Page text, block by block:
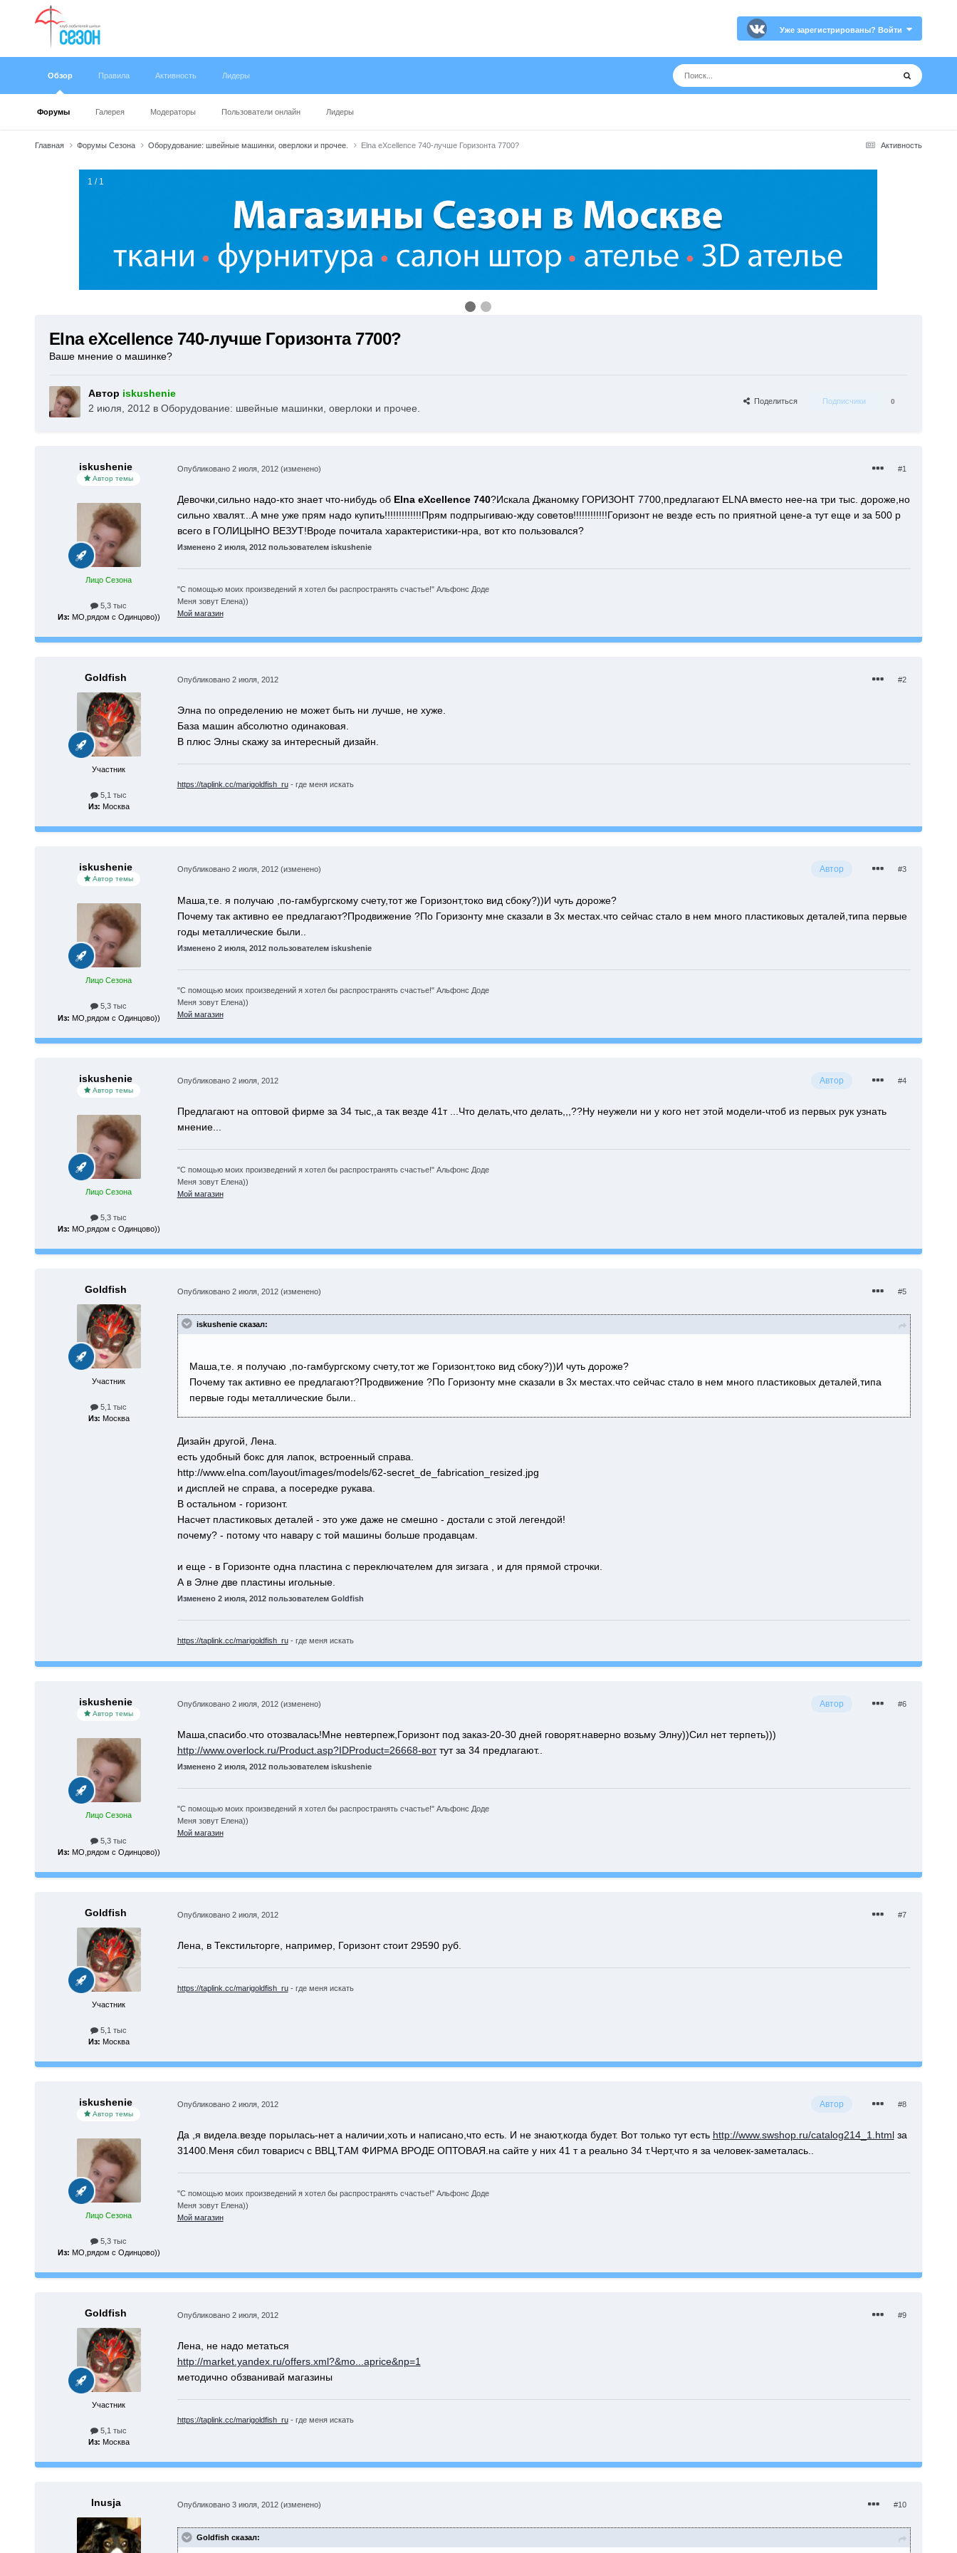
Уже зарегистрированы? Войти
Обзор
Форумы Галерея Модераторы Пользователи онлайн Лидеры
Правила Активность Лидеры
Активность
Главная Форумы Сезона Оборудование: швейные машинки, оверлоки и прочее. Elna eXcellence 740-лучше Горизонта 7700?
1 / 1
Elna eXcellence 740-лучше Горизонта 7700?
Ваше мнение о машинке?
Автор iskushenie
2 июля, 2012 в Оборудование: швейные машинки, оверлоки и прочее.
Поделиться Подписчики 0
iskushenie
Автор темы
Лицо Сезона
5,3 тыс
Из: МО,рядом с Одинцово))
#1
Опубликовано 2 июля, 2012 (изменено)
Девочки,сильно надо-кто знает что-нибудь об Elna eXcellence 740?Искала Джаномку ГОРИЗОНТ 7700,предлагают ELNA вместо нее-на три тыс. дороже,но
сильно хвалят...А мне уже прям надо купить!!!!!!!!!!!!!Прям подпрыгиваю-жду советов!!!!!!!!!!!!Горизонт не везде есть по приятной цене-а тут еще и за 500 р
всего в ГОЛИЦЫНО ВЕЗУТ!Вроде почитала характеристики-нра, вот кто пользовался?
Изменено 2 июля, 2012пользователем iskushenie
"С помощью моих произведений я хотел бы распространять счастье!" Альфонс Доде
Меня зовут Елена))
Мой магазин
Goldfish
Участник
5,1 тыс
Из: Москва
#2
Опубликовано 2 июля, 2012
Элна по определению не может быть ни лучше, не хуже.
База машин абсолютно одинаковая.
В плюс Элны скажу за интересный дизайн.
https://taplink.cc/marigoldfish_ru- где меня искать
iskushenie
Автор темы
Лицо Сезона
5,3 тыс
Из: МО,рядом с Одинцово))
Автор #3
Опубликовано 2 июля, 2012 (изменено)
Маша,т.е. я получаю ,по-гамбургскому счету,тот же Горизонт,токо вид сбоку?))И чуть дороже?
Почему так активно ее предлагают?Продвижение ?По Горизонту мне сказали в 3х местах.что сейчас стало в нем много пластиковых деталей,типа первые
годы металлические были..
Изменено 2 июля, 2012пользователем iskushenie
"С помощью моих произведений я хотел бы распространять счастье!" Альфонс Доде
Меня зовут Елена))
Мой магазин
iskushenie
Автор темы
Лицо Сезона
5,3 тыс
Из: МО,рядом с Одинцово))
Автор #4
Опубликовано 2 июля, 2012
Предлагают на оптовой фирме за 34 тыс,,а так везде 41т ...Что делать,что делать,,,??Ну неужели ни у кого нет этой модели-чтоб из первых рук узнать
мнение...
"С помощью моих произведений я хотел бы распространять счастье!" Альфонс Доде
Меня зовут Елена))
Мой магазин
Goldfish
Участник
5,1 тыс
Из: Москва
#5
Опубликовано 2 июля, 2012 (изменено)
iskushenie сказал:
Маша,т.е. я получаю ,по-гамбургскому счету,тот же Горизонт,токо вид сбоку?))И чуть дороже?
Почему так активно ее предлагают?Продвижение ?По Горизонту мне сказали в 3х местах.что сейчас стало в нем много пластиковых деталей,типа
первые годы металлические были..
Дизайн другой, Лена.
есть удобный бокс для лапок, встроенный справа.
http://www.elna.com/layout/images/models/62-secret_de_fabrication_resized.jpg
и дисплей не справа, а посередке рукава.
В остальном - горизонт.
Насчет пластиковых деталей - это уже даже не смешно - достали с этой легендой!
почему? - потому что навару с той машины больше продавцам.
и еще - в Горизонте одна пластина с переключателем для зигзага , и для прямой строчки.
А в Элне две пластины игольные.
Изменено 2 июля, 2012пользователем Goldfish
https://taplink.cc/marigoldfish_ru- где меня искать
iskushenie
Автор темы
Лицо Сезона
5,3 тыс
Из: МО,рядом с Одинцово))
Автор #6
Опубликовано 2 июля, 2012 (изменено)
Маша,спасибо.что отозвалась!Мне невтерпеж,Горизонт под заказ-20-30 дней говорят.наверно возьму Элну))Сил нет терпеть)))
http://www.overlock.ru/Product.asp?IDProduct=26668-воттут за 34 предлагают..
Изменено 2 июля, 2012пользователем iskushenie
"С помощью моих произведений я хотел бы распространять счастье!" Альфонс Доде
Меня зовут Елена))
Мой магазин
Goldfish
Участник
5,1 тыс
Из: Москва
#7
Опубликовано 2 июля, 2012
Лена, в Текстильторге, например, Горизонт стоит 29590 руб.
https://taplink.cc/marigoldfish_ru- где меня искать
iskushenie
Автор темы
Лицо Сезона
5,3 тыс
Из: МО,рядом с Одинцово))
Автор #8
Опубликовано 2 июля, 2012
Да ,я видела.везде порылась-нет а наличии,хоть и написано,что есть. И не знают,когда будет. Вот только тут есть http://www.swshop.ru/catalog214_1.htmlза
31400.Меня сбил товарисч с ВВЦ,ТАМ ФИРМА ВРОДЕ ОПТОВАЯ.на сайте у них 41 т а реально 34 т.Черт,что я за человек-заметалась..
"С помощью моих произведений я хотел бы распространять счастье!" Альфонс Доде
Меня зовут Елена))
Мой магазин
Goldfish
Участник
5,1 тыс
Из: Москва
#9
Опубликовано 2 июля, 2012
Лена, не надо метаться
http://market.yandex.ru/offers.xml?&mo...aprice&np=1
методично обзванивай магазины
https://taplink.cc/marigoldfish_ru- где меня искать
Inusja #10
Опубликовано 3 июля, 2012 (изменено)
Goldfish сказал: